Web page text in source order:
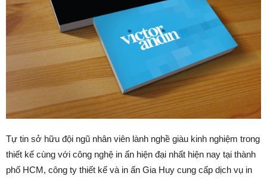
Tự tin sở hữu đội ngũ nhân viên lành nghề giàu kinh nghiệm trong
thiết kế cùng với công nghệ in ấn hiện đại nhất hiện nay tại thành
phố HCM, công ty thiết kế và in ấn Gia Huy cung cấp dịch vụ in